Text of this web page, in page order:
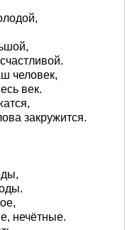
человек,
век.
закружится.
нечётные.